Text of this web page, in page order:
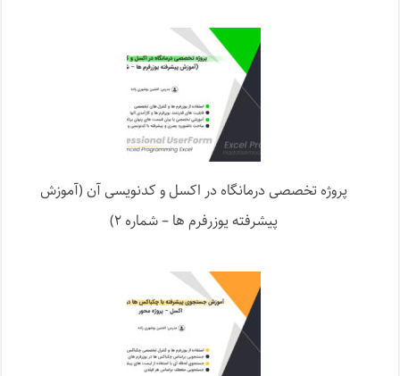
پروژه تخصصی درمانگاه در اکسل و کدنویسی آن (آموزش
پیشرفته یوزرفرم ها – شماره ۲)